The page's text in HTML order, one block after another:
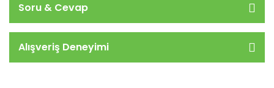
Soru & Cevap
Alışveriş Deneyimi